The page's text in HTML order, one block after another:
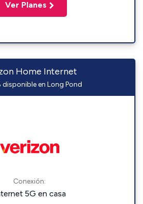
Ver Planes
Home Internet
en Long Pond
Conexión:
5G en casa